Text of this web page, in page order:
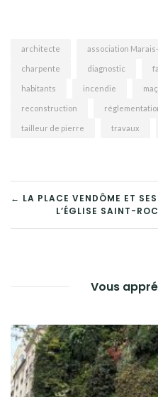
architecte association
charpente diagnostic
habitants incendie
reconstruction
tailleur de pierre travaux
DE
← LA PLACE VENDÔME ET
L’ÉGLISE SAINT-
Vous